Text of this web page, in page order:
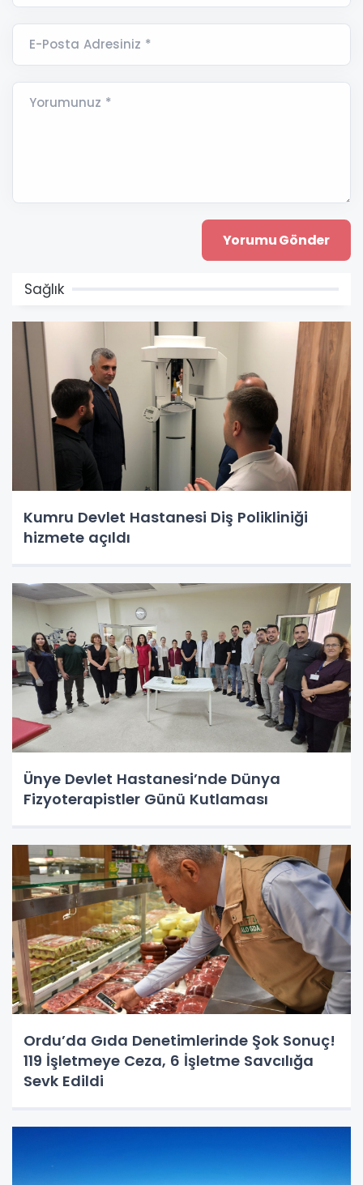
E-Posta Adresiniz *
Yorumunuz *
Sağlık
Kumru Devlet Hastanesi Diş Polikliniği
hizmete açıldı
Ünye Devlet Hastanesi’nde Dünya
Fizyoterapistler Günü Kutlaması
Ordu’da Gıda Denetimlerinde Şok Sonuç!
119 İşletmeye Ceza, 6 İşletme Savcılığa
Sevk Edildi